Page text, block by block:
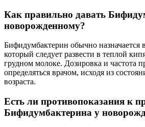
Как правильно давать
новорожденному?
Бифидумбактерин обычно назначается
который следует развести в теплой
грудном молоке. Дозировка и частота
определяться врачом, исходя из
возраста.
Есть ли противопоказания к
Бифидумбактерина у